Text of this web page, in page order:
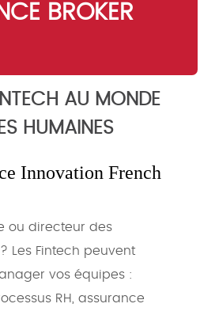
BROKER
AU MONDE
HUMAINES
Innovation French
ou directeur des
Les Fintech peuvent
vos équipes :
RH, assurance